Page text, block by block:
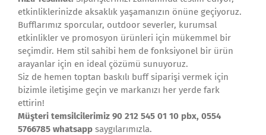
etkinliklerinizde aksaklık yaşamanızın önüne geçiyoruz.
Bufflarımız sporcular, outdoor severler, kurumsal
etkinlikler ve promosyon ürünleri için mükemmel bir
seçimdir. Hem stil sahibi hem de fonksiyonel bir ürün
arayanlar için en ideal çözümü sunuyoruz.
Siz de hemen toptan baskılı buff siparişi vermek için
bizimle iletişime geçin ve markanızı her yerde fark
ettirin!
Müşteri temsilcilerimiz 90 212 545 01 10 pbx, 0554
5766785 whatsapp saygılarımızla.